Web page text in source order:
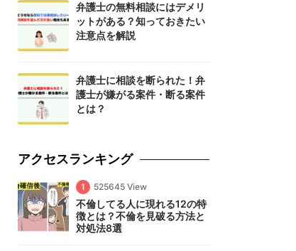
弁護士の無料相談にはデメリ
ットがある？知っておきたい
注意点を解説
弁護士に相談を断られた！弁
護士が嫌がる案件・断る案件
とは？
アクセスランキング
1 525645 View
不倫してる人に現れる12の特
徴とは？不倫を見破る方法と
対処法8選